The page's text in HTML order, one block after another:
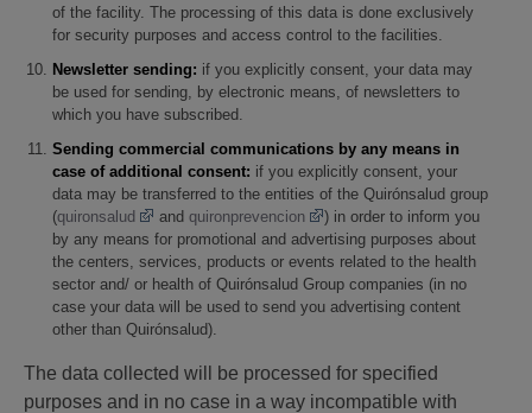
of the facility. The processing of this data is done exclusively
for security purposes and access control to the facilities.
Newsletter sending: if you explicitly consent, your data may
be used for sending, by electronic means, of newsletters to
which you have subscribed.
Sending commercial communications by any means in
case of additional consent: if you explicitly consent, your
data may be transferred to the entities of the Quirónsalud group
(quironsalud and quironprevencion
) in order to inform you
by any means for promotional and advertising purposes about
the centers, services, products or events related to the health
sector and/ or health of Quirónsalud Group companies (in no
case your data will be used to send you advertising content
other than Quirónsalud).
The data collected will be processed for specified
purposes and in no case in a way incompatible with